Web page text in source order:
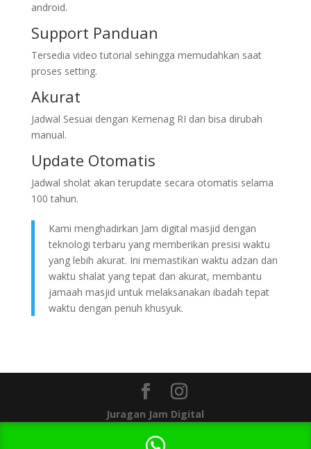
android.
Support Panduan
Tersedia video tutorial sehingga memudahkan saat
proses setting.
Akurat
Jadwal Sesuai dengan Kemenag RI dan bisa dirubah
manual.
Update Otomatis
Jadwal sholat akan terupdate secara otomatis selama
100 tahun.
Kami menghadirkan Jam digital masjid dengan
teknologi terbaru yang memberikan presisi waktu
yang lebih akurat. Ini memastikan waktu adzan dan
waktu shalat yang tepat dan akurat, membantu
jamaah masjid untuk melaksanakan ibadah tepat
waktu dengan penuh khusyuk.
Juragan Jam Digital